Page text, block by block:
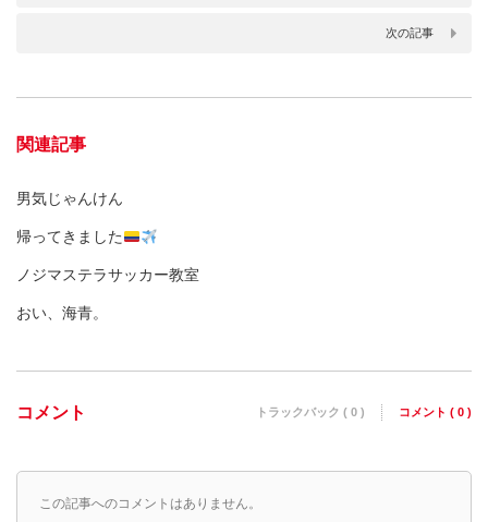
次の記事
関連記事
男気じゃんけん
帰ってきました
ノジマステラサッカー教室
おい、海青。
コメント トラックバック ( 0 ) コメント ( 0 )
この記事へのコメントはありません。